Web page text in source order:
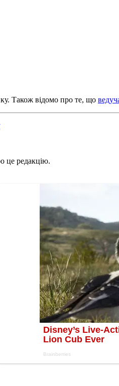
Також відомо про те, що
це редакцію.